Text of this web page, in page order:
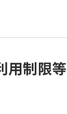
用制限等